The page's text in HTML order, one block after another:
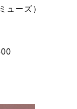
ューズ）